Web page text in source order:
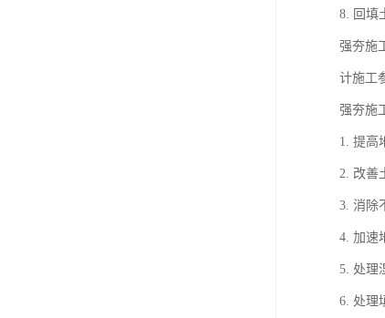
8. 回填
强夯施
计施工
强夯施
1. 提高
2. 改善
3. 消除
4. 加速
5. 处理
6. 处理